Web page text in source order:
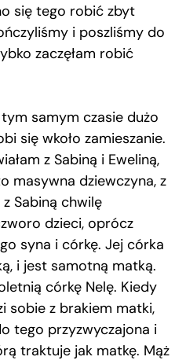
się tego robić zbyt
i poszliśmy do
zaczęłam robić
samym czasie dużo
się wkoło zamieszanie.
z Sabiną i Eweliną,
masywna dziewczyna, z
Sabiną chwilę
dzieci, oprócz
syna i córkę. Jej córka
i jest samotną matką.
córkę Nelę. Kiedy
sobie z brakiem matki,
tego przyzwyczajona i
traktuje jak matkę. Mąż